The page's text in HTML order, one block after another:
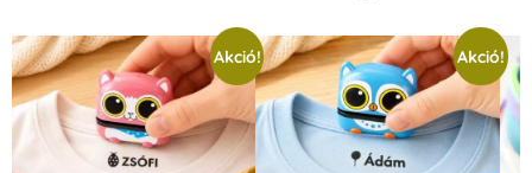
Akció! Akció!